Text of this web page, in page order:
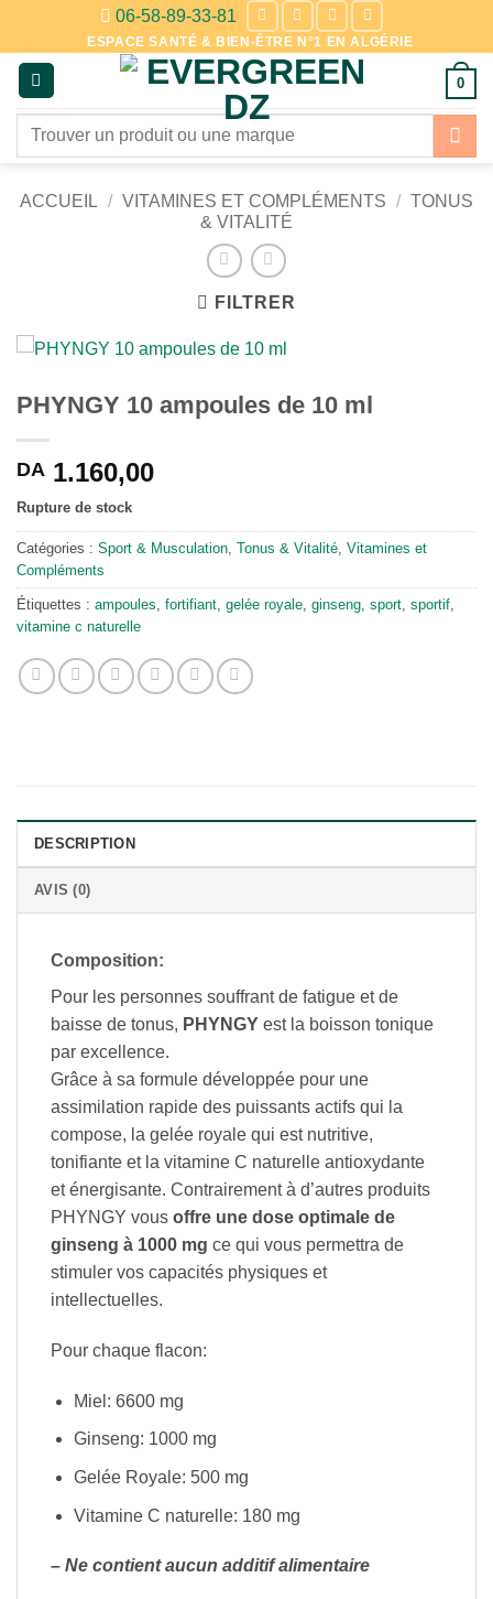
contenu
06-58-89-33-81
ESPACE SANTÉ & BIEN-ÊTRE N°1 EN ALGÉRIE
0
Recherche
ACCUEIL / VITAMINES ET COMPLÉMENTS / TONUS
& VITALITÉ
FILTRER
PHYNGY 10 ampoules de 10 ml
DA 1.160,00
Rupture de stock
Catégories : Sport & Musculation, Tonus & Vitalité, Vitamines et
Compléments
Étiquettes : ampoules, fortifiant, gelée royale, ginseng, sport, sportif,
vitamine c naturelle
DESCRIPTION
AVIS (0)
Composition:
Pour les personnes souffrant de fatigue et de
baisse de tonus, PHYNGY est la boisson tonique
par excellence.
Grâce à sa formule développée pour une
assimilation rapide des puissants actifs qui la
compose, la gelée royale qui est nutritive,
tonifiante et la vitamine C naturelle antioxydante
et énergisante. Contrairement à d’autres produits
PHYNGY vous offre une dose optimale de
ginseng à 1000 mg ce qui vous permettra de
stimuler vos capacités physiques et
intellectuelles.
Pour chaque flacon:
Miel: 6600 mg
Ginseng: 1000 mg
Gelée Royale: 500 mg
Vitamine C naturelle: 180 mg
– Ne contient aucun additif alimentaire